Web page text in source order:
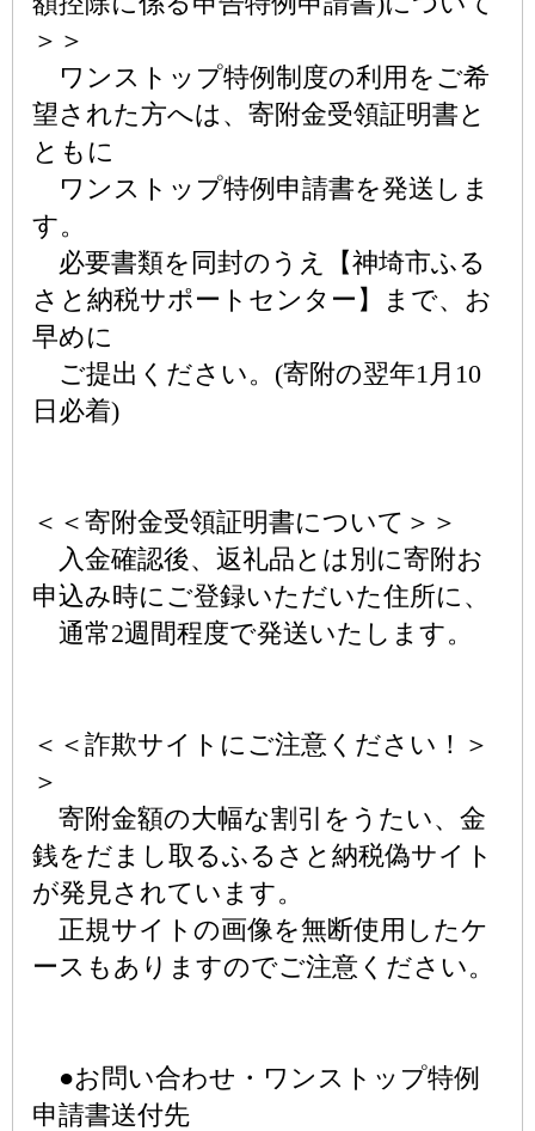
＞＞
ワンストップ特例制度の利用をご希
望された方へは、寄附金受領証明書と
ともに
ワンストップ特例申請書を発送しま
す。
必要書類を同封のうえ【神埼市ふる
さと納税サポートセンター】まで、お
早めに
ご提出ください。(寄附の翌年1月10
日必着)
＜＜寄附金受領証明書について＞＞
入金確認後、返礼品とは別に寄附お
申込み時にご登録いただいた住所に、
通常2週間程度で発送いたします。
＜＜詐欺サイトにご注意ください！＞
＞
寄附金額の大幅な割引をうたい、金
銭をだまし取るふるさと納税偽サイト
が発見されています。
正規サイトの画像を無断使用したケ
ースもありますのでご注意ください。
●お問い合わせ・ワンストップ特例
申請書送付先